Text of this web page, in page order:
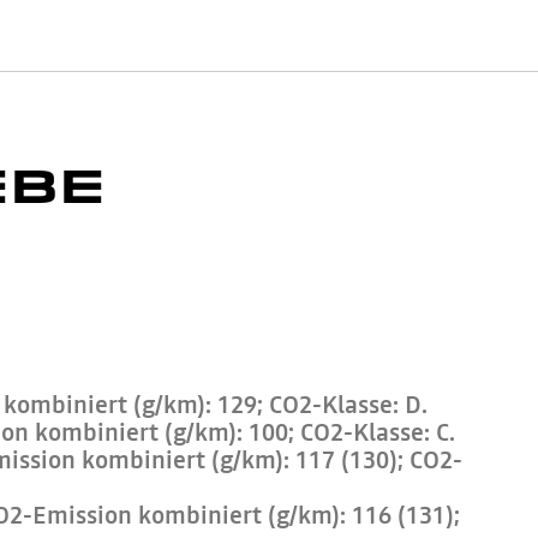
(g/km): 129; CO2-Klasse: D.
kombiniert (g/km): 100; CO2-Klasse: C.
kombiniert (g/km): 117 (130); CO2-
Emission kombiniert (g/km): 116 (131);